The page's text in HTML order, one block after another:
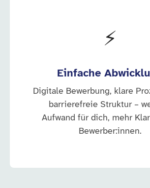
⚡
Einfache
Digitale Bewerbung, klare
barrierefreie Struktur –
Aufwand für dich, mehr
Bewerber:innen.